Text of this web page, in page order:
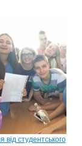
від студентського